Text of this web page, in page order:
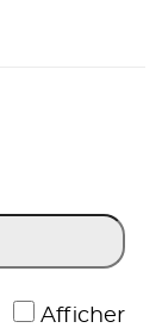
Afficher